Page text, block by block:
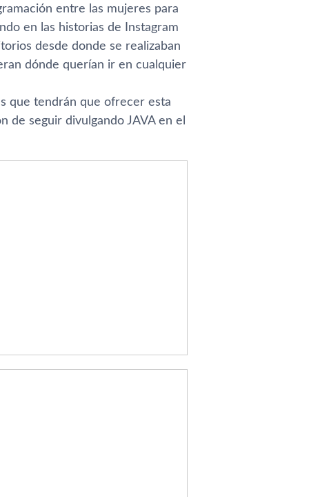
entre las mujeres para
en las historias de Instagram
desde donde se realizaban
dónde querían ir en cualquier
que tendrán que ofrecer esta
de seguir divulgando JAVA en el